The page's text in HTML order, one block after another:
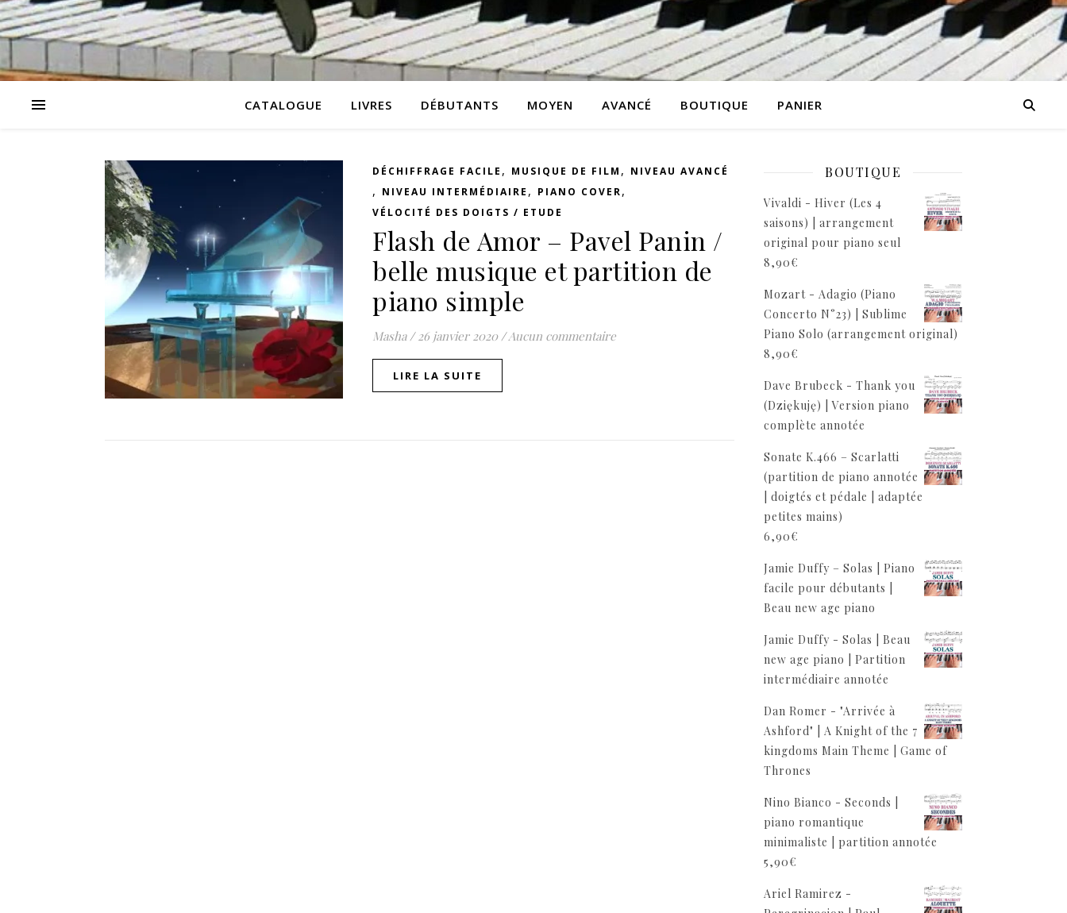
CATALOGUE LIVRES DÉBUTANTS MOYEN AVANCÉ BOUTIQUE PANIER
DÉCHIFFRAGE FACILE , MUSIQUE DE FILM , NIVEAU AVANCÉ
, NIVEAU INTERMÉDIAIRE , PIANO COVER,
VÉLOCITÉ DES DOIGTS / ETUDE
Flash de Amor – Pavel Panin /
belle musique et partition de
piano simple
Masha / 26 janvier 2020 /Aucun commentaire
LIRE LA SUITE
BOUTIQUE
Vivaldi - Hiver (Les 4
saisons) | arrangement
original pour piano seul
8,90€
Mozart - Adagio (Piano
Concerto N°23) | Sublime
Piano Solo (arrangement original)
8,90€
Dave Brubeck - Thank you
(Dziękuję) | Version piano
complète annotée
Sonate K.466 – Scarlatti
(partition de piano annotée
| doigtés et pédale | adaptée
petites mains)
6,90€
Jamie Duffy – Solas | Piano
facile pour débutants |
Beau new age piano
Jamie Duffy - Solas | Beau
new age piano | Partition
intermédiaire annotée
Dan Romer - "Arrivée à
Ashford" | A Knight of the 7
kingdoms Main Theme | Game of
Thrones
Nino Bianco - Seconds |
piano romantique
minimaliste | partition annotée
5,90€
Ariel Ramirez -